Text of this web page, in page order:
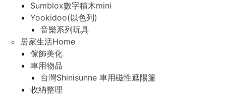
Sumblox數字積木mini
Yookidoo(以色列)
音樂系列玩具
居家生活Home
傢飾美化
車用物品
台灣Shinisunne 車用磁性遮陽簾
收納整理